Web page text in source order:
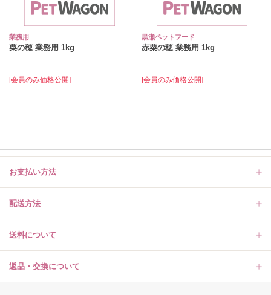
業務用
粟の穂 業務用 1kg
[会員のみ価格公開]
黒瀬ペットフード
赤粟の穂 業務用 1kg
[会員のみ価格公開]
お支払い方法
配送方法
送料について
返品・交換について